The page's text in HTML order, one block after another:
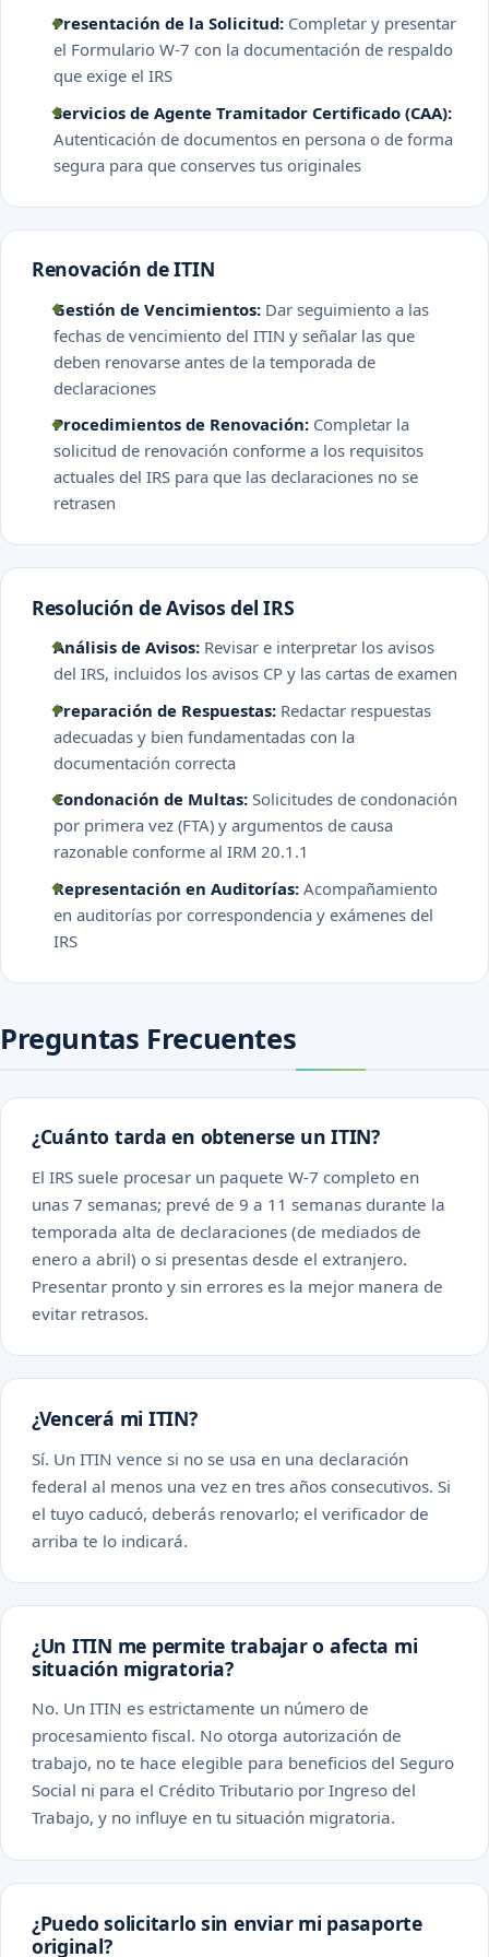
Presentación de la Solicitud: Completar y presentar
el Formulario W-7 con la documentación de respaldo
que exige el IRS
Servicios de Agente Tramitador Certificado (CAA):
Autenticación de documentos en persona o de forma
segura para que conserves tus originales
Renovación de ITIN
Gestión de Vencimientos: Dar seguimiento a las
fechas de vencimiento del ITIN y señalar las que
deben renovarse antes de la temporada de
declaraciones
Procedimientos de Renovación: Completar la
solicitud de renovación conforme a los requisitos
actuales del IRS para que las declaraciones no se
retrasen
Resolución de Avisos del IRS
Análisis de Avisos: Revisar e interpretar los avisos
del IRS, incluidos los avisos CP y las cartas de examen
Preparación de Respuestas: Redactar respuestas
adecuadas y bien fundamentadas con la
documentación correcta
Condonación de Multas: Solicitudes de condonación
por primera vez (FTA) y argumentos de causa
razonable conforme al IRM 20.1.1
Representación en Auditorías: Acompañamiento
en auditorías por correspondencia y exámenes del
IRS
Preguntas Frecuentes
¿Cuánto tarda en obtenerse un ITIN?
El IRS suele procesar un paquete W-7 completo en
unas 7 semanas; prevé de 9 a 11 semanas durante la
temporada alta de declaraciones (de mediados de
enero a abril) o si presentas desde el extranjero.
Presentar pronto y sin errores es la mejor manera de
evitar retrasos.
¿Vencerá mi ITIN?
Sí. Un ITIN vence si no se usa en una declaración
federal al menos una vez en tres años consecutivos. Si
el tuyo caducó, deberás renovarlo; el verificador de
arriba te lo indicará.
¿Un ITIN me permite trabajar o afecta mi
situación migratoria?
No. Un ITIN es estrictamente un número de
procesamiento fiscal. No otorga autorización de
trabajo, no te hace elegible para beneficios del Seguro
Social ni para el Crédito Tributario por Ingreso del
Trabajo, y no influye en tu situación migratoria.
¿Puedo solicitarlo sin enviar mi pasaporte
original?